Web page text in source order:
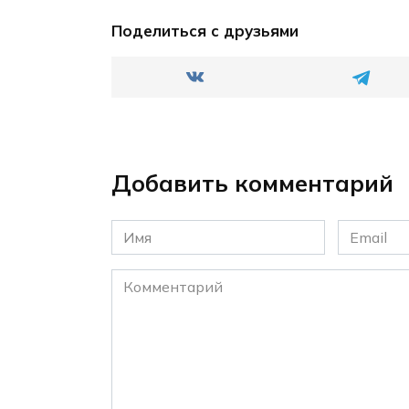
Поделиться с друзьями
Добавить комментарий
Имя
*
Email
*
Комментарий